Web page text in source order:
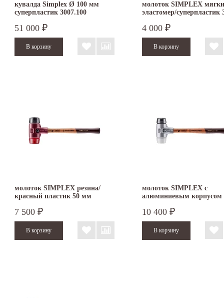
кувалда Simplex Ø 100 мм
суперпластик 3007.100
51 000 ₽
молоток SIMPLEX
эластомер/суперпластик
4 000 ₽
молоток SIMPLEX резина/
красный пластик 50 мм
7 500 ₽
молоток SIMPLEX с
алюминиевым корпусом
3127.050
10 400 ₽